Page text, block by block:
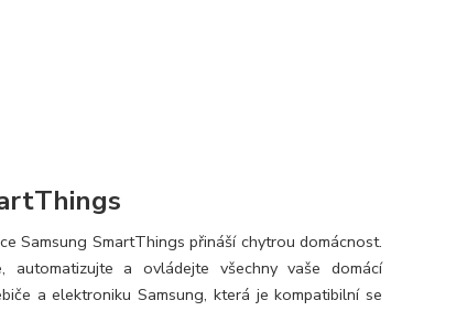
Samsung SmartThings přináší chytrou domácnost.
automatizujte a ovládejte všechny vaše domácí
a elektroniku Samsung, která je kompatibilní se